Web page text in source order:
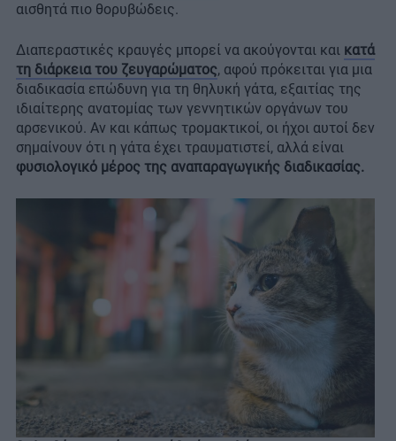
αισθητά πιο θορυβώδεις.
Διαπεραστικές κραυγές μπορεί να ακούγονται και κατά
τη διάρκεια του ζευγαρώματος, αφού πρόκειται για μια
διαδικασία επώδυνη για τη θηλυκή γάτα, εξαιτίας της
ιδιαίτερης ανατομίας των γεννητικών οργάνων του
αρσενικού. Αν και κάπως τρομακτικοί, οι ήχοι αυτοί δεν
σημαίνουν ότι η γάτα έχει τραυματιστεί, αλλά είναι
φυσιολογικό μέρος της αναπαραγωγικής διαδικασίας.